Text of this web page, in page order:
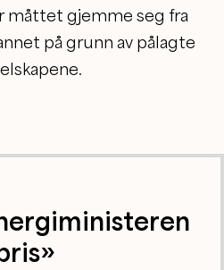
måttet gjemme seg fra
på grunn av pålagte